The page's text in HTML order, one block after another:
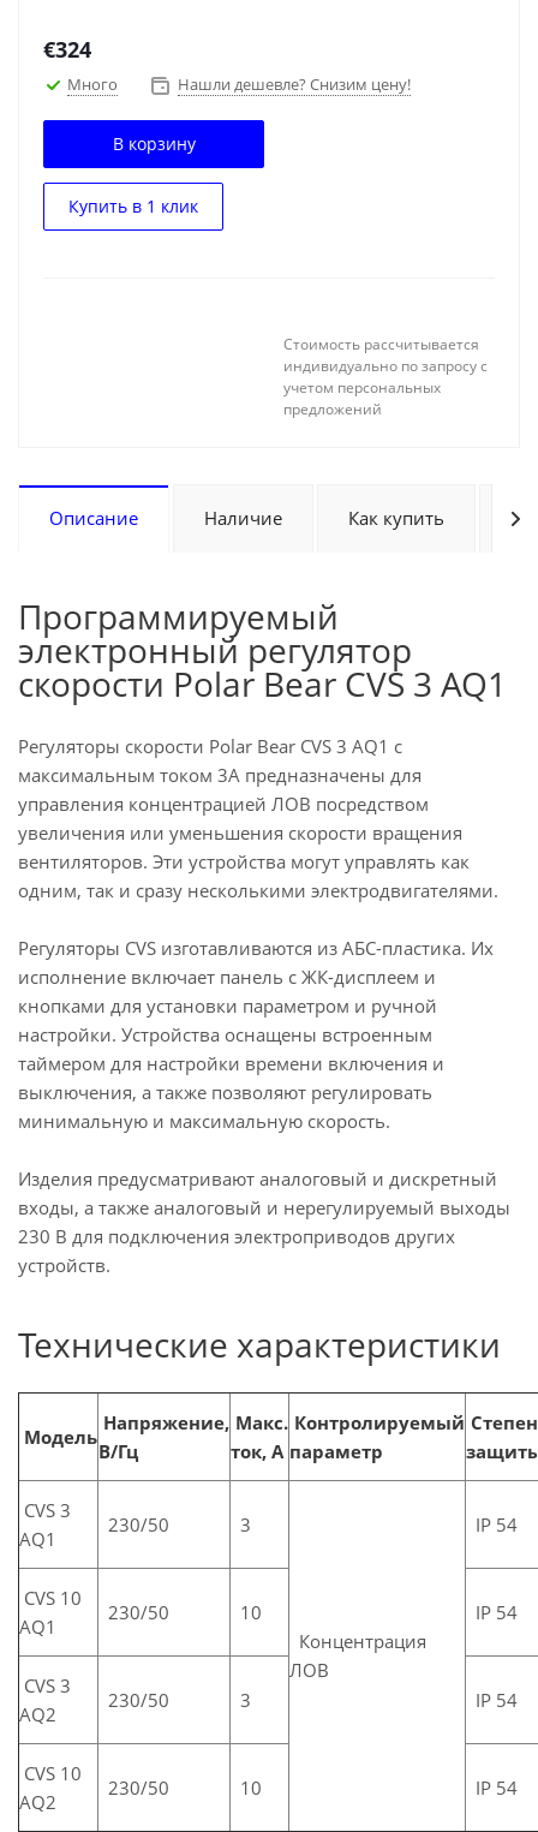
€324
Много Нашли дешевле? Снизим цену!
В корзину
Купить в 1 клик
Стоимость рассчитывается
индивидуально по запросу с
учетом персональных
предложений
Описание Наличие Как купить
Программируемый
электронный регулятор
скорости Polar Bear CVS 3 AQ1
Регуляторы скорости Polar Bear CVS 3 AQ1 с
максимальным током 3А предназначены для
управления концентрацией ЛОВ посредством
увеличения или уменьшения скорости вращения
вентиляторов. Эти устройства могут управлять как
одним, так и сразу несколькими электродвигателями.
Регуляторы CVS изготавливаются из АБС-пластика. Их
исполнение включает панель с ЖК-дисплеем и
кнопками для установки параметром и ручной
настройки. Устройства оснащены встроенным
таймером для настройки времени включения и
выключения, а также позволяют регулировать
минимальную и максимальную скорость.
Изделия предусматривают аналоговый и дискретный
входы, а также аналоговый и нерегулируемый выходы
230 В для подключения электроприводов других
устройств.
Технические характеристики
Модель
Напряжение,
В/Гц
Макс.
ток, А
Контролируемый
параметр
CVS 3
AQ1
230/50 3
Концентрация
ЛОВ
IP 54
CVS 10
AQ1
230/50 10 IP 54
CVS 3
AQ2
230/50 3 IP 54
CVS 10
AQ2
230/50 10 IP 54